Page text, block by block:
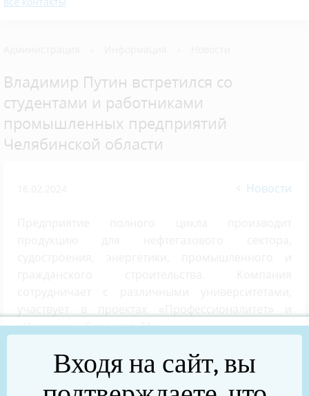
Владимир Путин встретился со
студентами и работниками
промышленных предприятий
Челябинской области
Новости
участвует в проектах «Профессионалитет» и
«Инженеры будущего 74».
Частичная мобилизация
Входя на сайт, вы